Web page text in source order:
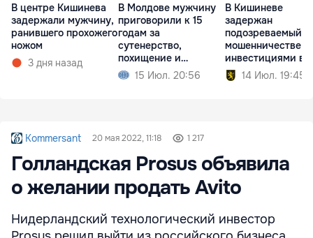
В центре Кишинева
задержали мужчину,
ранившего прохожего
ножом
3 дня назад
В Молдове мужчину
приговорили к 15
годам за
сутенерство,
похищение и
изнасилование
15 Июл. 20:56
В Кишиневе
задержан
подозреваемый в
мошенничестве с
инвестициями в
недвижимость
14 Июл. 19:45
Kommersant 20 мая 2022, 11:18 1 217
Голландская Prosus объявила
о желании продать Avito
Нидерландский технологический инвестор